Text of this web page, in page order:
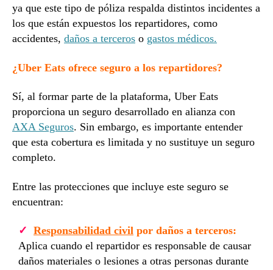
ya que este tipo de póliza respalda distintos incidentes a
los que están expuestos los repartidores, como
accidentes, daños a terceros o gastos médicos.
¿Uber Eats ofrece seguro a los repartidores?
Sí, al formar parte de la plataforma, Uber Eats
proporciona un seguro desarrollado en alianza con
AXA Seguros. Sin embargo, es importante entender
que esta cobertura es limitada y no sustituye un seguro
completo.
Entre las protecciones que incluye este seguro se
encuentran:
Responsabilidad civil por daños a terceros:
Aplica cuando el repartidor es responsable de causar
daños materiales o lesiones a otras personas durante